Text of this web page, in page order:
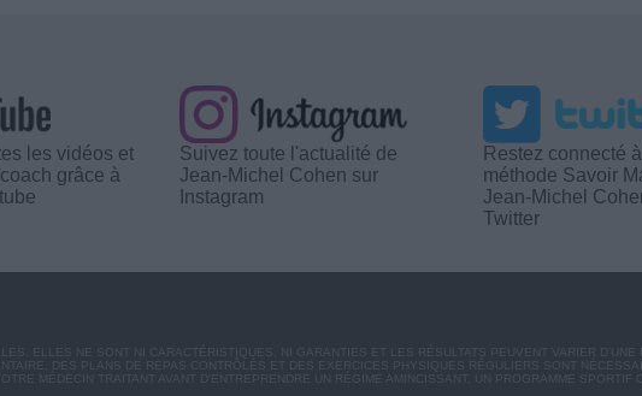
les vidéos et
grâce à
Suivez toute l'actualité de
Jean-Michel Cohen sur
Instagram
Restez connecté
méthode Savoir
Jean-Michel
Twitter
ELLES NE SONT NI CARACTÉRISTIQUES, NI GARANTIES ET LES RÉSULTATS PEUVENT VARIER D'UNE
DES PLANS DE REPAS CONTRÔLÉS ET DES EXERCICES PHYSIQUES RÉGULIERS SONT
MÉDECIN TRAITANT AVANT D'ENTREPRENDRE UN RÉGIME AMINCISSANT, UN PROGRAMME SPORTIF